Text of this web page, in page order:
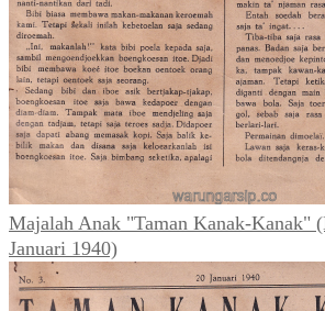
Majalah Anak "Taman Kanak-Kanak"
Januari 1940)